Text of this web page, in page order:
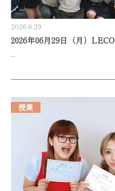
2026.6.29
2026年06月29日（月）
...
授業